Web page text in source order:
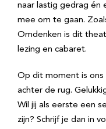
naar lastig gedrag én
mee om te gaan.
Omdenken is dit
lezing en cabaret.
Op dit moment is
achter de rug.
Wil jij als eerste een
zijn? Schrijf je dan in